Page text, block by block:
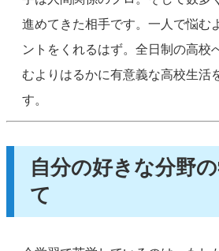
進めてきた相手です。一人で悩む
ントをくれるはず。全日制の高校
むよりはるかに有意義な高校生活
す。
自分の好きな分野
て